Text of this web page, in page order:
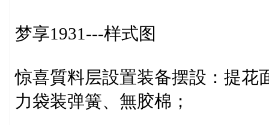
梦享1931---样式图
惊喜質料层設置装备摆設：提花
力袋装弹簧、無胶棉；